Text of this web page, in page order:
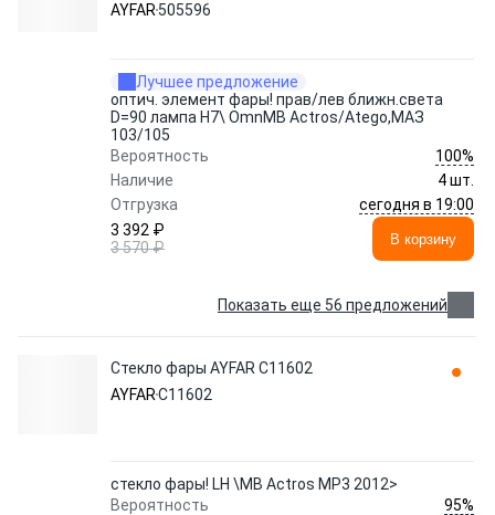
AYFAR 505596
Лучшее предложение
оптич. элемент фары! прав/лев ближн.света
D=90 лампа H7\ OmnMB Actros/Atego,МАЗ
103/105
Вероятность
100%
Наличие
4 шт.
Отгрузка
сегодня в 19:00
3 392 ₽
3 570 ₽
В корзину
Показать еще 56 предложений
Стекло фары AYFAR C11602
AYFARC11602
стекло фары! LH \MB Actros MP3 2012>
Вероятность
95%